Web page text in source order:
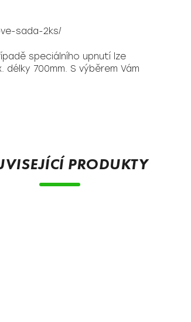
sada-2ks/
speciálního upnutí lze
700mm. S výběrem Vám
PRODUKTY